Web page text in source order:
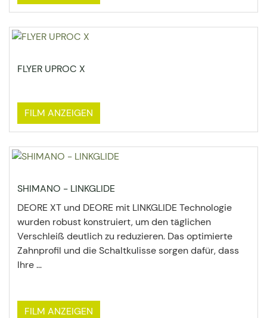
FLYER UPROC X
FILM ANZEIGEN
SHIMANO - LINKGLIDE
DEORE XT und DEORE mit LINKGLIDE Technologie
wurden robust konstruiert, um den täglichen
Verschleiß deutlich zu reduzieren. Das optimierte
Zahnprofil und die Schaltkulisse sorgen dafür, dass
Ihre ...
FILM ANZEIGEN